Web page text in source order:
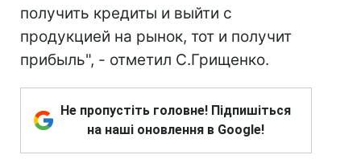
получить кредиты и выйти с
продукцией на рынок, тот и получит
прибыль", - отметил С.Грищенко.
Не пропустіть головне! Підпишіться
на наші оновлення в Google!